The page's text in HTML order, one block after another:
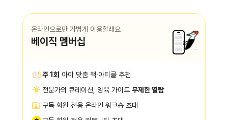
온라인으로만 가볍게 이용할래요
베이직 멤버십
주 1회 아이 맞춤 책·아티클 추천
전문가의 큐레이션, 양육 가이드 무제한 열람
구독 회원 전용 온라인 워크숍 초대